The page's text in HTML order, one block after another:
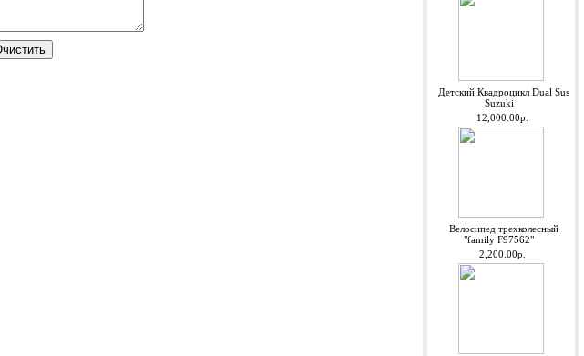
Детский Квадроцикл Dual Sus
Suzuki
12,000.00р.
Велосипед трехколесный
"family F97562"
2,200.00р.